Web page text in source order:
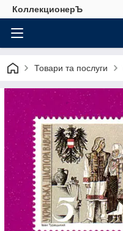
КоллекционерЪ
Товари та послуги